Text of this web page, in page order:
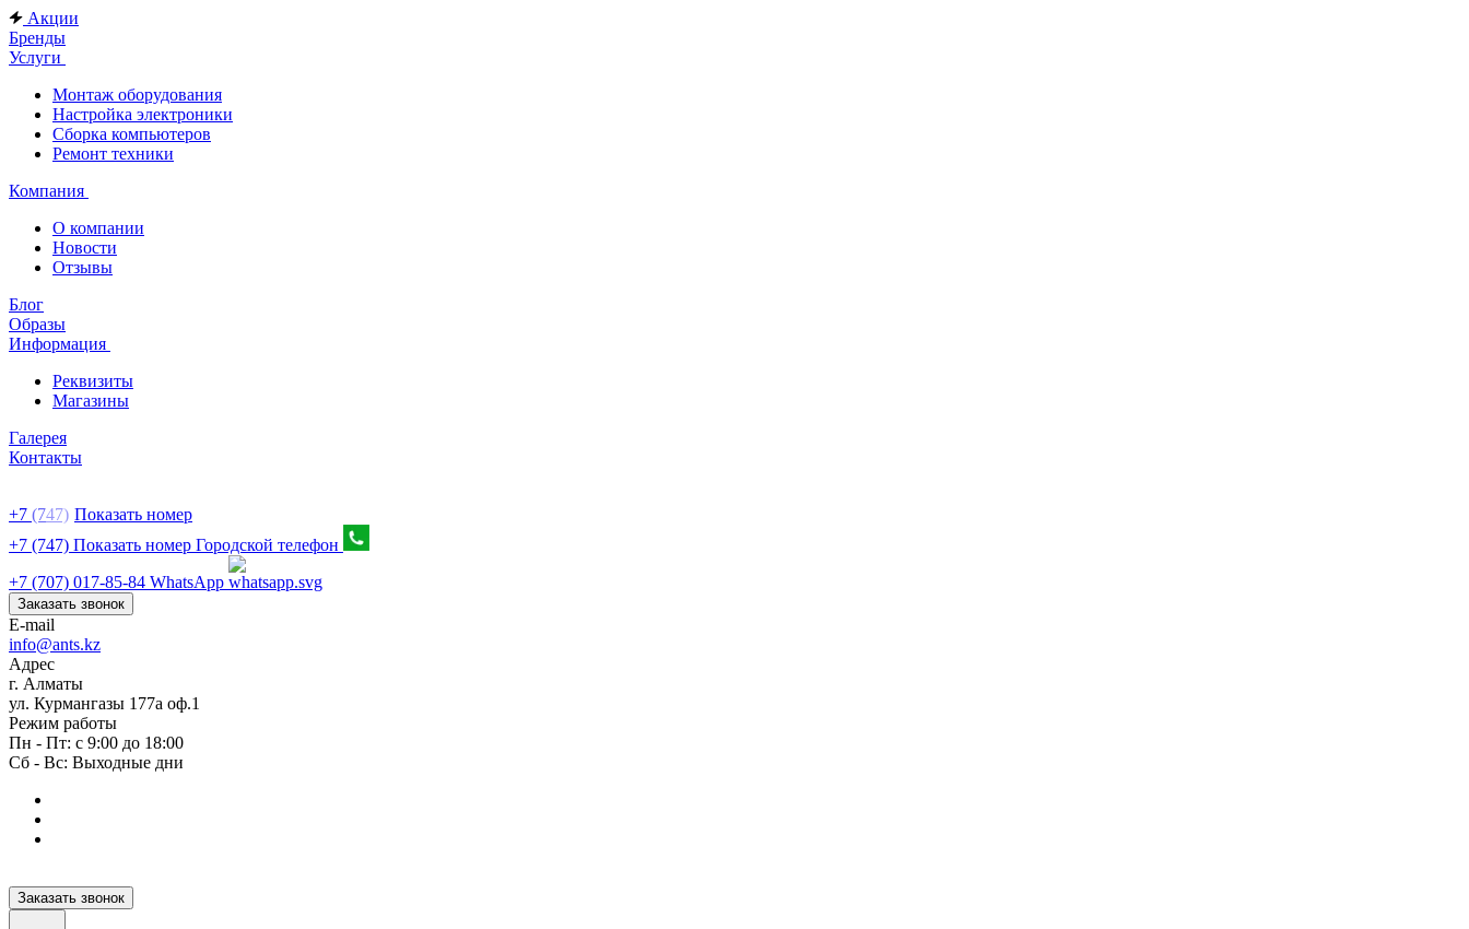
Акции
Бренды
Услуги
Монтаж оборудования
Настройка электроники
Сборка компьютеров
Ремонт техники
Компания
О компании
Новости
Отзывы
Блог
Образы
Информация
Реквизиты
Магазины
Галерея
Контакты
+7 (747) Показать номер
+7 (747) Показать номер Городской телефон
+7 (707) 017-85-84 WhatsApp
Заказать звонок
E-mail
info@ants.kz
Адрес
г. Алматы
ул. Курмангазы 177а оф.1
Режим работы
Пн - Пт: с 9:00 до 18:00
Сб - Вс: Выходные дни
Заказать звонок